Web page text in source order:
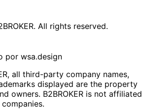
All rights reserved.
por wsa.design
all third-party company names,
displayed are the property
owners. B2BROKER is not affiliated